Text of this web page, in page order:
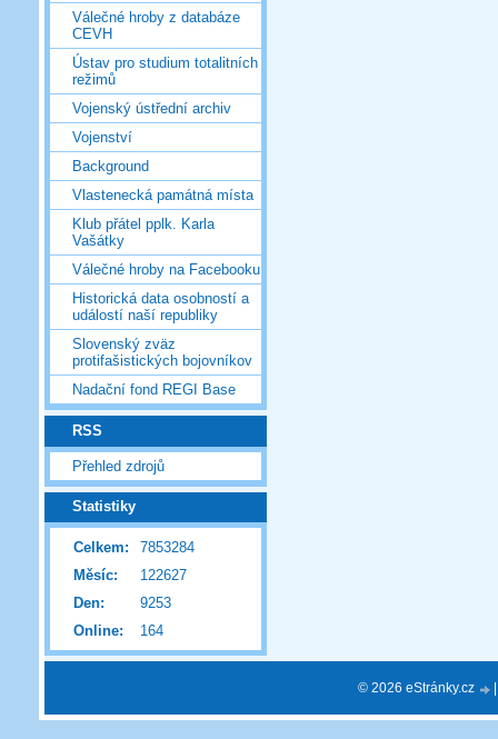
Válečné hroby z databáze
CEVH
Ústav pro studium totalitních
režimů
Vojenský ústřední archiv
Vojenství
Background
Vlastenecká památná místa
Klub přátel pplk. Karla
Vašátky
Válečné hroby na Facebooku
Historická data osobností a
událostí naší republiky
Slovenský zväz
protifašistických bojovníkov
Nadační fond REGI Base
RSS
Přehled zdrojů
Statistiky
Online: 164
Celkem:
7853284
Měsíc:
122627
Den:
9253
© 2026 eStránky.cz